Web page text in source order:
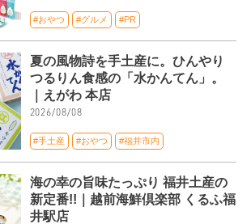
#おやつ #グルメ #PR
夏の風物詩を手土産に。ひんやり
つるりん食感の「水かんてん」。
｜えがわ 本店
2026/08/08
#手土産 #おやつ #福井市内
海の幸の旨味たっぷり 福井土産の
新定番!!｜越前海鮮倶楽部 くるふ福
井駅店